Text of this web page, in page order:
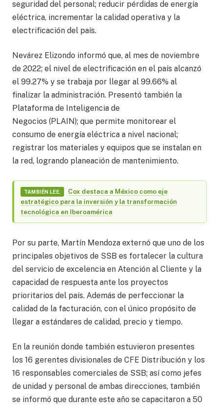
seguridad del personal; reducir pérdidas de energía
eléctrica, incrementar la calidad operativa y la
electrificación del país.
Nevárez Elizondo informó que, al mes de noviembre
de 2022; el nivel de electrificación en el país alcanzó
el 99.27% y se trabaja por llegar al 99.66% al
finalizar la administración. Presentó también la
Plataforma de Inteligencia de
Negocios (PLAIN); que permite monitorear el
consumo de energía eléctrica a nivel nacional;
registrar los materiales y equipos que se instalan en
la red, logrando planeación de mantenimiento.
TAMBIÉN LEE.
Cox destaca a México como eje
estratégico para la inversión y la transformación
tecnológica en Iberoamérica
Por su parte, Martín Mendoza externó que uno de los
principales objetivos de SSB es fortalecer la cultura
del servicio de excelencia en Atención al Cliente y la
capacidad de respuesta ante los proyectos
prioritarios del país. Además de perfeccionar la
calidad de la facturación, con el único propósito de
llegar a estándares de calidad, precio y tiempo.
En la reunión donde también estuvieron presentes
los 16 gerentes divisionales de CFE Distribución y los
16 responsables comerciales de SSB; así como jefes
de unidad y personal de ambas direcciones, también
se informó que durante este año se capacitaron a 50